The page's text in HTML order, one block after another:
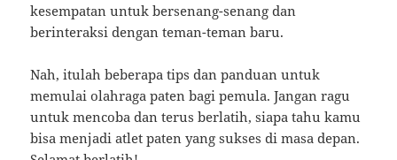
kesempatan untuk bersenang-senang dan
berinteraksi dengan teman-teman baru.
Nah, itulah beberapa tips dan panduan untuk
memulai olahraga paten bagi pemula. Jangan ragu
untuk mencoba dan terus berlatih, siapa tahu kamu
bisa menjadi atlet paten yang sukses di masa depan.